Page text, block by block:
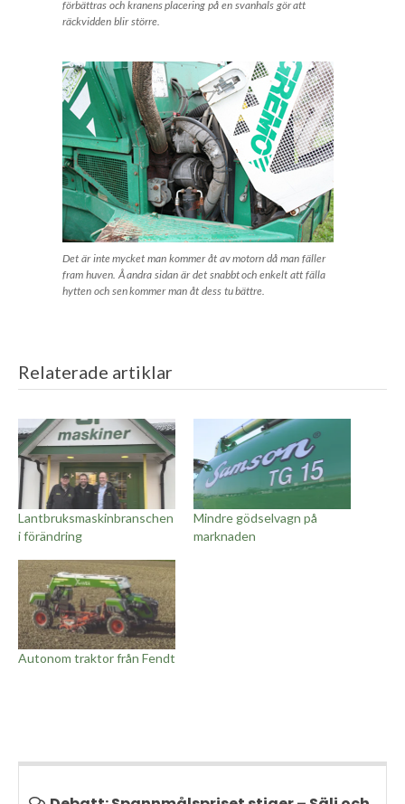
förbättras och kranens placering på en svanhals gör att
räckvidden blir större.
Det är inte mycket man kommer åt av motorn då man fäller
fram huven. Å andra sidan är det snabbt och enkelt att fälla
hytten och sen kommer man åt dess tu bättre.
Relaterade artiklar
Lantbruksmaskinbranschen
i förändring
Mindre gödselvagn på
marknaden
Autonom traktor från Fendt